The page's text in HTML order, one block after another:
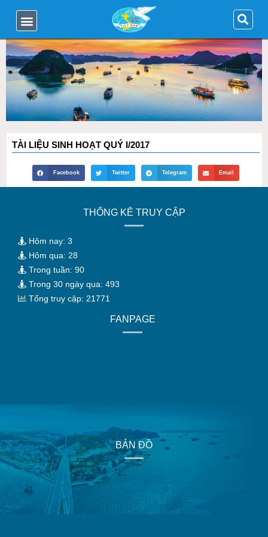
TÀI LIỆU SINH HOẠT QUÝ I/2017
Facebook Twitter Telegram Email
THỐNG KÊ TRUY CẬP
Hôm nay: 3
Hôm qua: 28
Trong tuần: 90
Trong 30 ngày qua: 493
Tổng truy cập: 21771
FANPAGE
BẢN ĐỒ